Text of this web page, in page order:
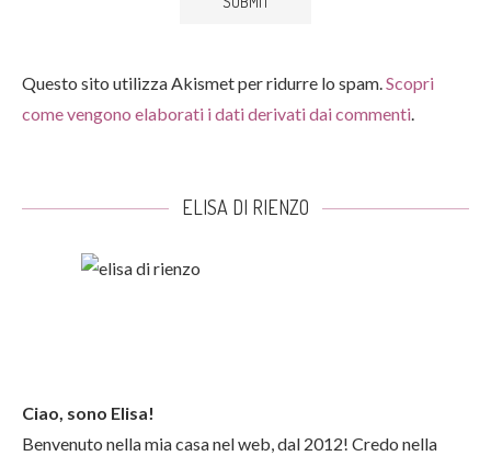
Questo sito utilizza Akismet per ridurre lo spam.Scopri
come vengono elaborati i dati derivati dai commenti.
ELISA DI RIENZO
Ciao, sono Elisa!
Benvenuto nella mia casa nel web, dal 2012! Credo nella